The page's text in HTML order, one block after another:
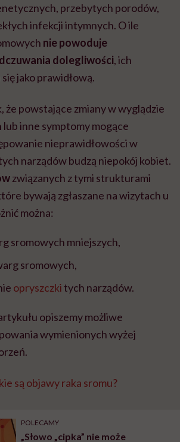
przebytych porodów,
infekcji intymnych. O ile
nie powoduje
dolegliwości, ich
jako prawidłową.
że powstające zmiany w wyglądzie
inne symptomy mogące
nieprawidłowości w
narządów budzą niepokój kobiet.
związanych z tymi strukturami
bywają zgłaszane na wizytach u
można:
sromowych mniejszych,
sromowych,
opryszczkitych narządów.
opiszemy możliwe
wymienionych wyżej
są objawy raka sromu?
POLECAMY
„Słowo „cipka” nie może